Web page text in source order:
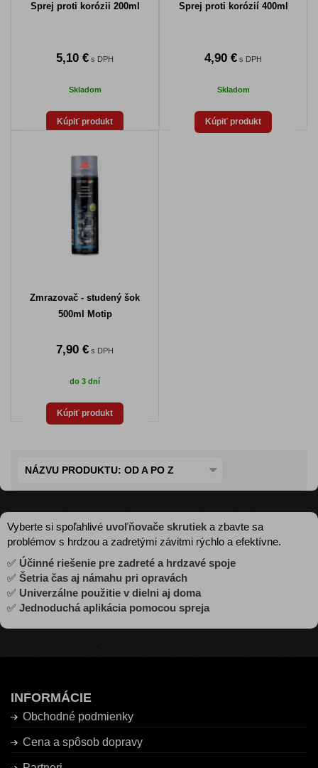
Sprej proti korózii 200ml
5,10 € s DPH
Skladom
Kúpiť produkt
Sprej proti korózií 400ml
4,90 € s DPH
Skladom
Kúpiť produkt
Zmrazovač - studený šok
500ml Motip
7,90 € s DPH
do 3 dní
Kúpiť produkt
NÁZVU PRODUKTU: OD A PO Z
Vyberte si spoľahlivé uvoľňovače skrutiek a zbavte sa
problémov s hrdzou a zadretými závitmi rýchlo a efektívne.
✅ Účinné riešenie pre zadreté a hrdzavé spoje
✅ Šetria čas aj námahu pri opravách
✅ Univerzálne použitie v dielni aj doma
✅ Jednoduchá aplikácia pomocou spreja
INFORMÁCIE
Obchodné podmienky
Cena a spôsob dopravy